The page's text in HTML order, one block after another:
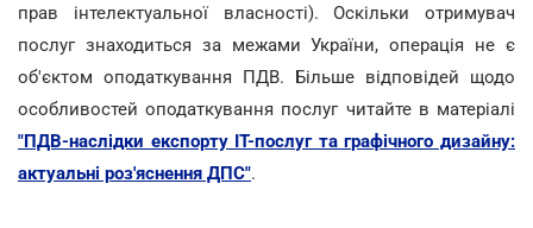
прав інтелектуальної власності). Оскільки отримувач
послуг знаходиться за межами України, операція не є
об'єктом оподаткування ПДВ. Більше відповідей щодо
особливостей оподаткування послуг читайте в матеріалі
"ПДВ-наслідки експорту ІТ-послуг та графічного дизайну:
актуальні роз'яснення ДПС".